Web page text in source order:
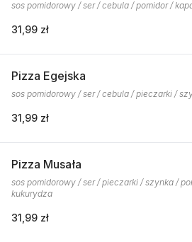
sos pomidorowy / ser / cebula / pomidor /
31,99 zł
Pizza Egejska
sos pomidorowy / ser / cebula / pieczarki /
31,99 zł
Pizza Musała
sos pomidorowy / ser / pieczarki / szynka /
kukurydza
31,99 zł